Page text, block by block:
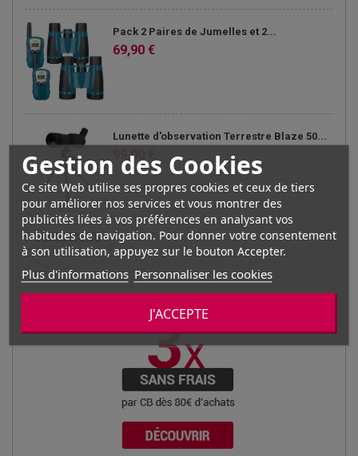
Gestion des Cookies
Ce site Web utilise ses propres cookies et ceux de tiers
pour améliorer nos services et vous montrer des
publicités liées à vos préférences en analysant vos
habitudes de navigation. Pour donner votre consentement
à son utilisation, appuyez sur le bouton Accepter.
Plus d'informations Personnaliser les cookies
J'ACCEPTE
Pack 2 Paires de Jumelles et 2...
69,90 €
Lunette d'observation Terrestre Blaze 50...
99,00 €
PROMOTIONS